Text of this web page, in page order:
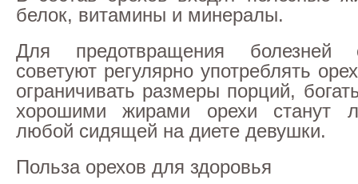
белок, витамины и минералы.
Для предотвращения болезней
советуют регулярно употреблять
ограничивать размеры порций,
хорошими жирами орехи станут
любой сидящей на диете девушки.
Польза орехов для здоровья